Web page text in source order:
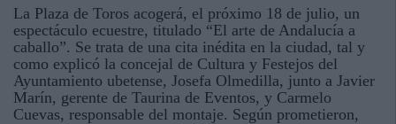
La Plaza de Toros acogerá, el próximo 18 de julio, un
espectáculo ecuestre, titulado “El arte de Andalucía a
caballo”. Se trata de una cita inédita en la ciudad, tal y
como explicó la concejal de Cultura y Festejos del
Ayuntamiento ubetense, Josefa Olmedilla, junto a Javier
Marín, gerente de Taurina de Eventos, y Carmelo
Cuevas, responsable del montaje. Según prometieron,